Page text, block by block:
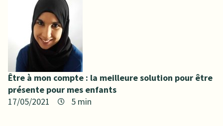
Être à mon compte : la meilleure solution pour être
présente pour mes enfants
17/05/2021